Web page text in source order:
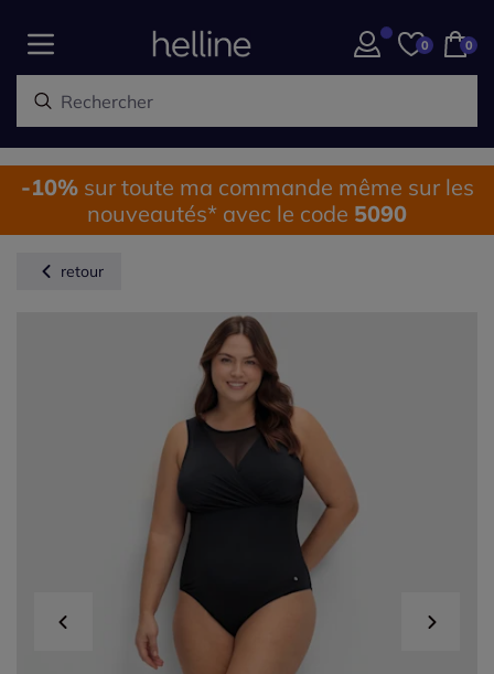
0 0
-10%sur toute ma commande même sur les
nouveautés* avec le code 5090
retour